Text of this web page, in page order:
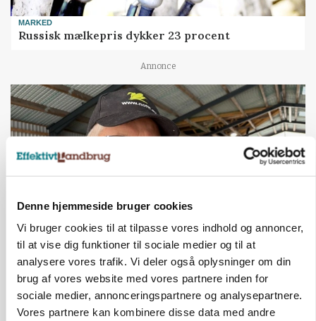
Denne hjemmeside bruger cookies
Vi bruger cookies til at tilpasse vores indhold og annoncer,
til at vise dig funktioner til sociale medier og til at
analysere vores trafik. Vi deler også oplysninger om din
brug af vores website med vores partnere inden for
sociale medier, annonceringspartnere og analysepartnere.
Vores partnere kan kombinere disse data med andre
MARKED
Russisk mælkepris dykker 23 procent
Annonce
POLITIK
»Nu stopper I«: Landbrugsdebattør og
protestgruppe vil demonstrere mod ny
gødskningslov